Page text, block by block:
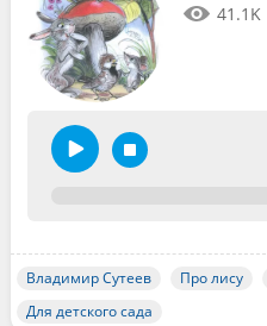
41.1K
Владимир Сутеев Про лису
Для детского сада